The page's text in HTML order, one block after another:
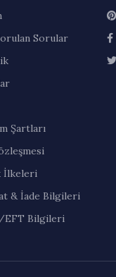
Sorular
Şartları
İlkeleri
& İade Bilgileri
EFT Bilgileri